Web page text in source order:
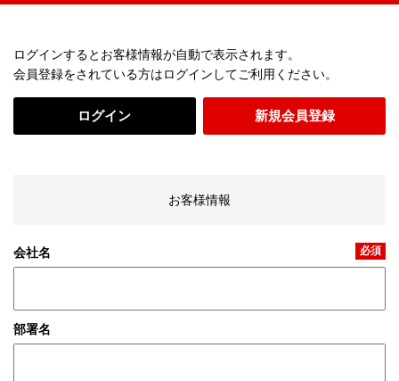
ログインするとお客様情報が自動で表示されます。
会員登録をされている方はログインしてご利用ください。
ログイン 新規会員登録
お客様情報
会社名 必須
部署名